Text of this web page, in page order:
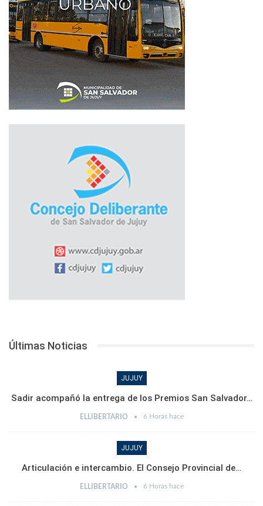
Últimas Noticias
JUJUY
Sadir acompañó la entrega de los Premios San Salvador…
ELLIBERTARIO 6 Horas hace
JUJUY
Articulación e intercambio. El Consejo Provincial de…
ELLIBERTARIO 6 Horas hace